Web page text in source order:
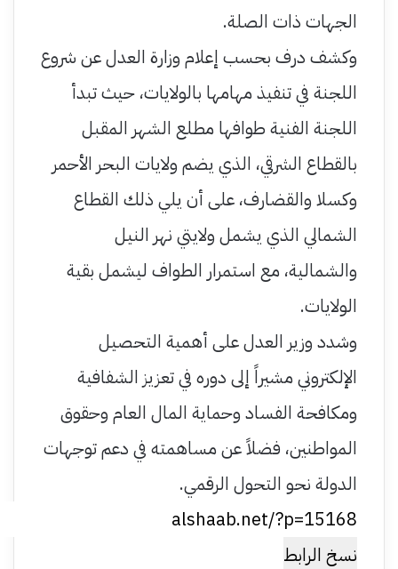
الجهات ذات الصلة.
وكشف درف بحسب إعلام وزارة العدل عن شروع
اللجنة في تنفيذ مهامها بالولايات، حيث تبدأ
اللجنة الفنية طوافها مطلع الشهر المقبل
بالقطاع الشرقي، الذي يضم ولايات البحر الأحمر
وكسلا والقضارف، على أن يلي ذلك القطاع
الشمالي الذي يشمل ولايتي نهر النيل
والشمالية، مع استمرار الطواف ليشمل بقية
الولايات.
وشدد وزير العدل على أهمية التحصيل
الإلكتروني مشيراً إلى دوره في تعزيز الشفافية
ومكافحة الفساد وحماية المال العام وحقوق
المواطنين، فضلاً عن مساهمته في دعم توجهات
الدولة نحو التحول الرقمي.
نسخ الرابط